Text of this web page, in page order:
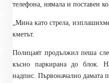
телефона, нямала и поставен
„Мина като стрела,
кметът.
Полицаят продължил пеша
късно паркирана до блок.
надпис. Първоначално дамата